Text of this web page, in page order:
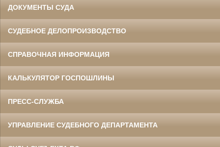
ДОКУМЕНТЫ СУДА
СУДЕБНОЕ ДЕЛОПРОИЗВОДСТВО
СПРАВОЧНАЯ ИНФОРМАЦИЯ
КАЛЬКУЛЯТОР ГОСПОШЛИНЫ
ПРЕСС-СЛУЖБА
УПРАВЛЕНИЕ СУДЕБНОГО ДЕПАРТАМЕНТА